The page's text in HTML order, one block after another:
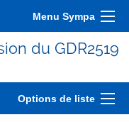
Menu Sympa
du GDR2519
Options de liste